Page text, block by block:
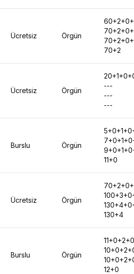
Ücretsiz Örgün
70+2
Ücretsiz Örgün
---
---
---
Burslu Örgün
11+0
Ücretsiz Örgün
130+4
Burslu Örgün
12+0